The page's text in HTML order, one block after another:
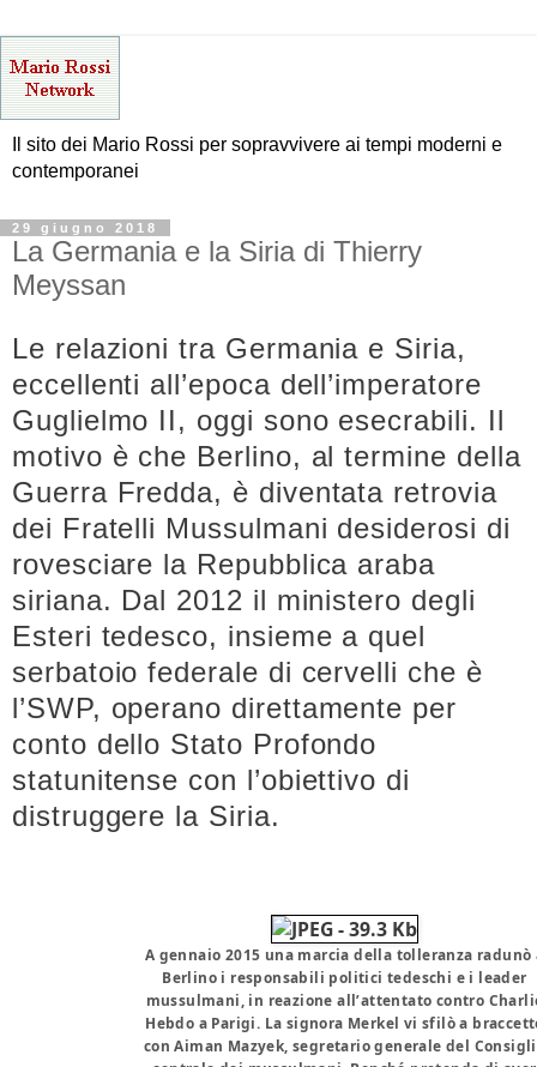
Il sito dei Mario Rossi per sopravvivere ai tempi moderni e
contemporanei
29 giugno 2018
La Germania e la Siria di Thierry
Meyssan
Le relazioni tra Germania e Siria,
eccellenti all’epoca dell’imperatore
Guglielmo II, oggi sono esecrabili. Il
motivo è che Berlino, al termine della
Guerra Fredda, è diventata retrovia
dei Fratelli Mussulmani desiderosi di
rovesciare la Repubblica araba
siriana. Dal 2012 il ministero degli
Esteri tedesco, insieme a quel
serbatoio federale di cervelli che è
l’SWP, operano direttamente per
conto dello Stato Profondo
statunitense con l’obiettivo di
distruggere la Siria.
A gennaio 2015 una marcia della tolleranza radunò
Berlino i responsabili politici tedeschi e i leader
mussulmani, in reazione all’attentato contro
Hebdo a Parigi. La signora Merkel vi sfilò a
con Aiman Mazyek, segretario generale del